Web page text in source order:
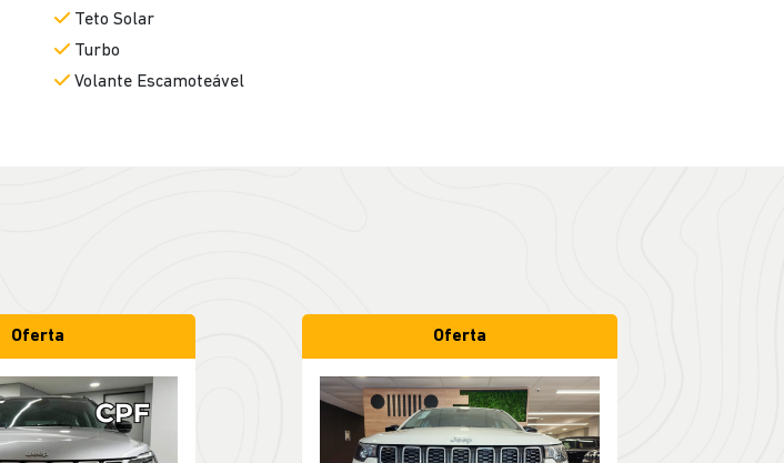
Teto Solar
Turbo
Volante Escamoteável
Oferta Oferta